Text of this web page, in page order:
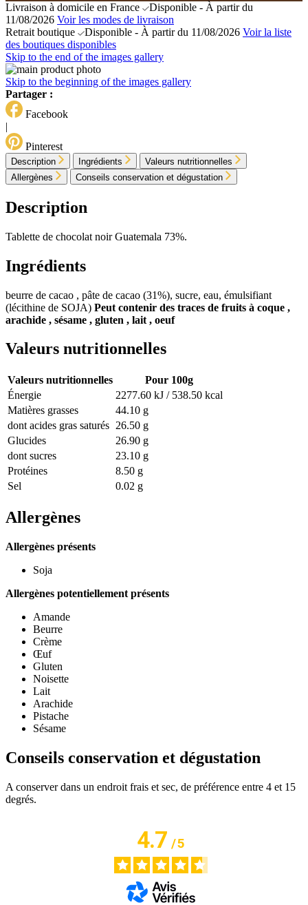
Livraison à domicile en France
Disponible - À partir du
11/08/2026 Voir les modes de livraison
Retrait boutique
Disponible - À partir du 11/08/2026 Voir la liste
des boutiques disponibles
Skip to the end of the images gallery
Skip to the beginning of the images gallery
Partager :
Facebook
|
Pinterest
Description Ingrédients
Valeurs nutritionnelles
Allergènes
Conseils conservation et dégustation
Description
Tablette de chocolat noir Guatemala 73%.
Ingrédients
beurre de cacao , pâte de cacao (31%), sucre, eau, émulsifiant
(lécithine de SOJA) Peut contenir des traces de fruits à coque ,
arachide , sésame , gluten , lait , oeuf
Valeurs nutritionnelles
Valeurs nutritionnelles
Pour 100g
Énergie
2277.60 kJ / 538.50 kcal
Matières grasses
44.10 g
dont acides gras saturés 26.50 g
Glucides
26.90 g
dont sucres
23.10 g
Protéines
8.50 g
Sel
0.02 g
Allergènes
Allergènes présents
Soja
Allergènes potentiellement présents
Amande
Beurre
Crème
Œuf
Gluten
Noisette
Lait
Arachide
Pistache
Sésame
Conseils conservation et dégustation
A conserver dans un endroit frais et sec, de préférence entre 4 et 15
degrés.
4.7/5